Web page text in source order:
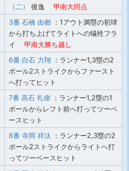
（二）
後逸 甲南大同点
3番 石橋 由都 ：1アウト満塁の初球
から打ち上げてライトへの犠牲フラ
イ
甲南大勝ち越し
6番 白石 力翔 ：ランナー1,3塁の2
ボール2ストライクからファースト
へ打ってヒット
7番 高石 礼偉 ：ランナー1,2塁の1
ボールからレフト前へ打ってツーベ
ースヒット
8番 寺岡 祥汰 ：ランナー2,3塁の2
ボール2ストライクからライトへ打
ってツーベースヒット